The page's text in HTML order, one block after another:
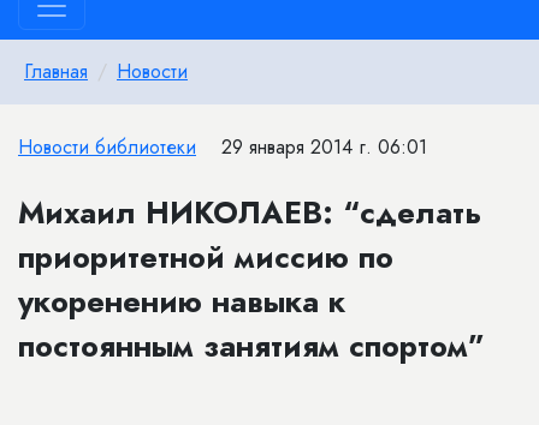
Главная Новости
Новости библиотеки 29 января 2014 г. 06:01
Михаил НИКОЛАЕВ: “сделать
приоритетной миссию по
укоренению навыка к
постоянным занятиям спортом”